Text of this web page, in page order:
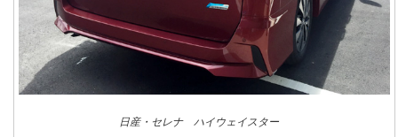
日産・セレナ ハイウェイスター